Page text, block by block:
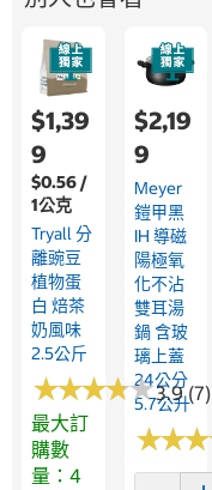
$1,39
9
$0.56 /
1公克
Tryall 分
離豌豆
植物蛋
白 焙茶
奶風味
2.5公斤
★★★★★
★★★★★3.9 (7)
最大訂
購數
量：4
$2,19
9
Meyer
鎧甲黑
IH 導磁
陽極氧
化不沾
雙耳湯
鍋 含玻
璃上蓋
24公分
5.7公升
★★★
★★★